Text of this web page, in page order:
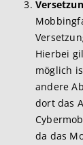
Hierbei
möglich
andere
dort das
da das